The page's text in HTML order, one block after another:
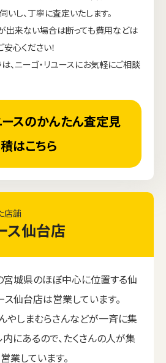
し、丁寧に査定いたします。
出来ない場合は断っても費用などは
心ください！
、ニーゴ・リユースにお気軽にご相談
ースのかんたん査定見
積はこちら
店舗
ス仙台店
城県のほぼ中心に位置する仙
仙台店は営業しています。
やしまむらさんなどが一斉に集
にあるので、たくさんの人が集
業しています。